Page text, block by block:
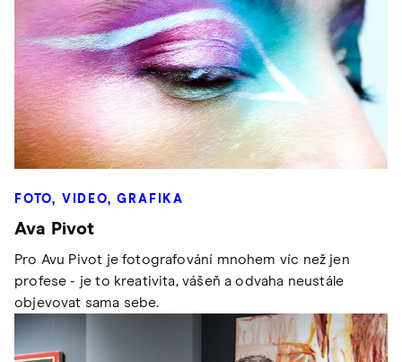
FOTO, VIDEO, GRAFIKA
Ava Pivot
Pro Avu Pivot je fotografování mnohem víc než jen
profese - je to kreativita, vášeň a odvaha neustále
objevovat sama sebe.